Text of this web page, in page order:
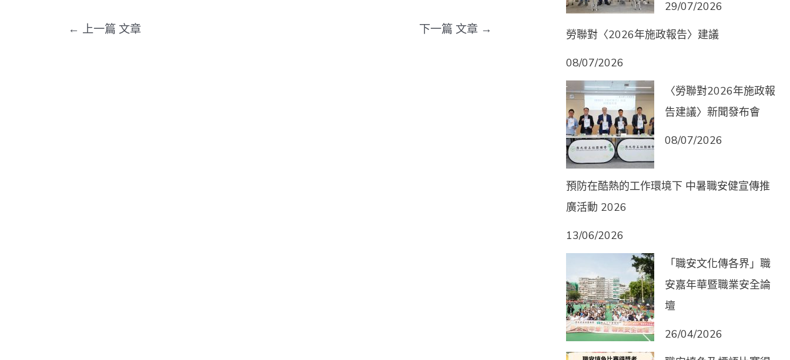
← 上一篇 文章 下一篇 文章 →
29/07/2026
勞聯對〈2026年施政報告〉建議
08/07/2026
〈勞聯對2026年施政報
告建議〉新聞發布會
08/07/2026
預防在酷熱的工作環境下 中暑職安健宣傳推
廣活動 2026
13/06/2026
「職安文化傳各界」職
安嘉年華暨職業安全論
壇
26/04/2026